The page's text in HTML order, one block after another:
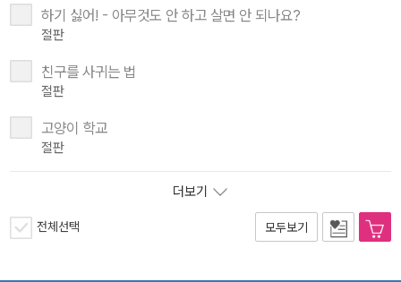
하기 싫어! - 아무것도 안 하고 살면 안 되나요?
절판
친구를 사귀는 법
절판
고양이 학교
절판
더보기
전체선택 모두보기